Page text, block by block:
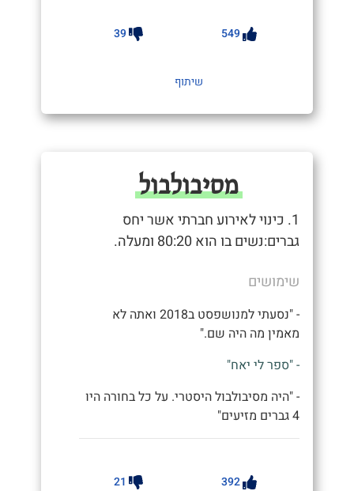
549
39
שיתוף
מסיבולבול
1. כינוי לאירוע חברתי אשר יחס
גברים:נשים בו הוא 80:20 ומעלה.
שימושים
- "נסעתי למנושפסט ב2018 ואתה לא
מאמין מה היה שם."
- "ספר לי יאח"
- "היה מסיבולבול היסטרי. על כל בחורה היו
4 גברים מזיעים"
392
21